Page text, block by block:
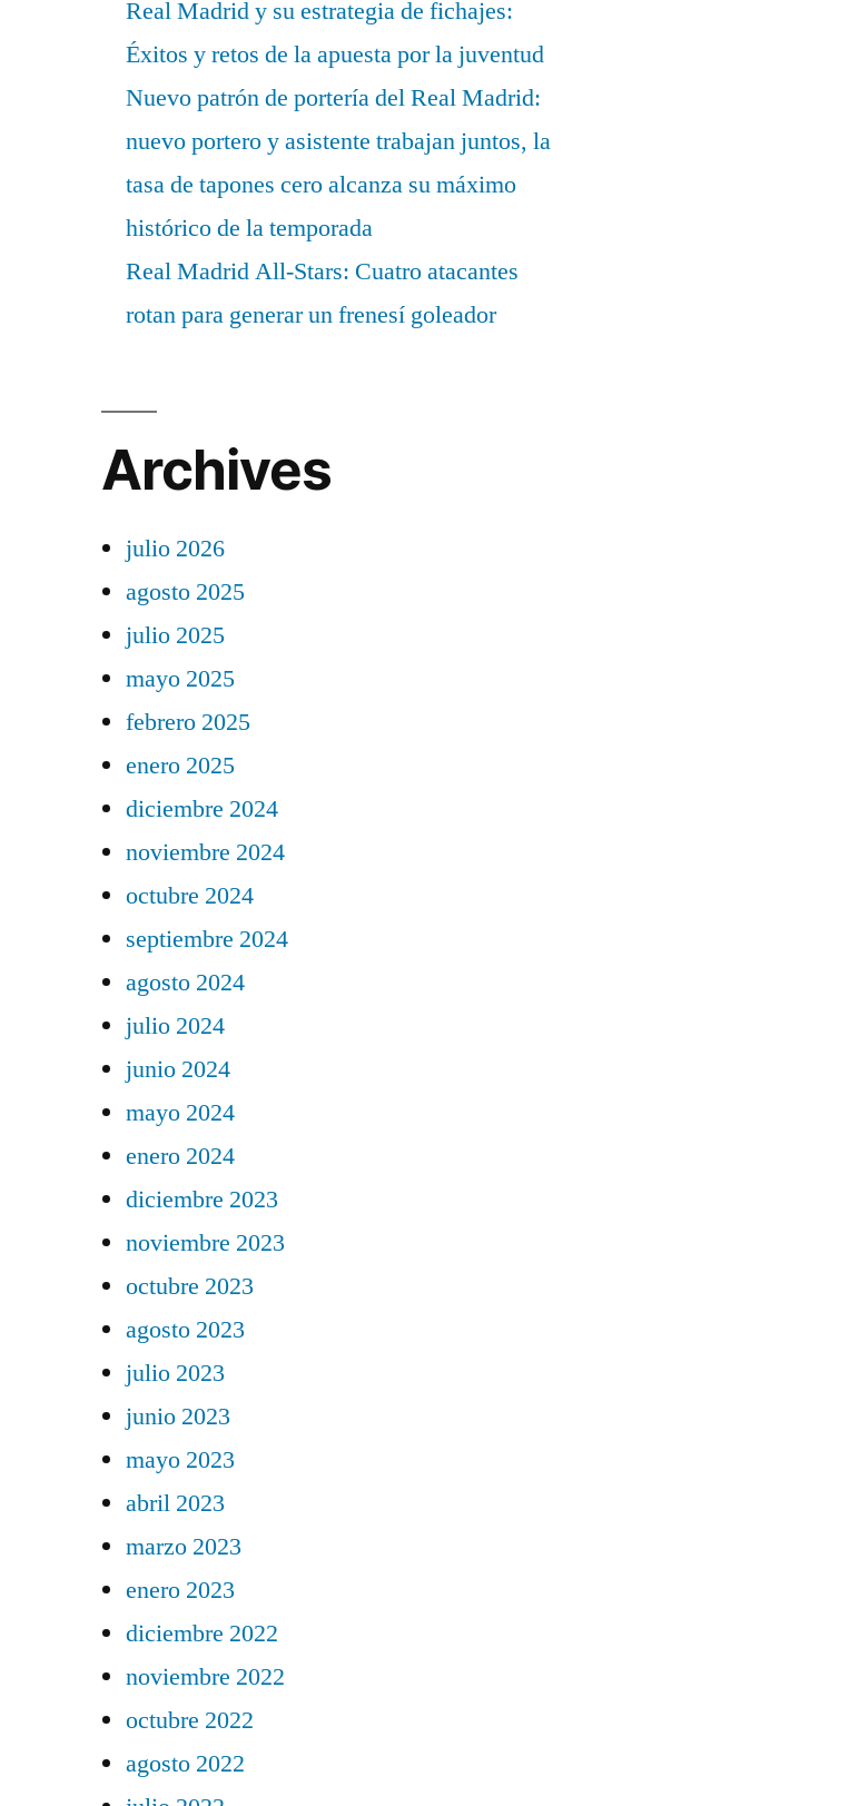
Real Madrid y su estrategia de fichajes:
Éxitos y retos de la apuesta por la juventud
Nuevo patrón de portería del Real Madrid:
nuevo portero y asistente trabajan juntos, la
tasa de tapones cero alcanza su máximo
histórico de la temporada
Real Madrid All-Stars: Cuatro atacantes
rotan para generar un frenesí goleador
Archives
julio 2026
agosto 2025
julio 2025
mayo 2025
febrero 2025
enero 2025
diciembre 2024
noviembre 2024
octubre 2024
septiembre 2024
agosto 2024
julio 2024
junio 2024
mayo 2024
enero 2024
diciembre 2023
noviembre 2023
octubre 2023
agosto 2023
julio 2023
junio 2023
mayo 2023
abril 2023
marzo 2023
enero 2023
diciembre 2022
noviembre 2022
octubre 2022
agosto 2022